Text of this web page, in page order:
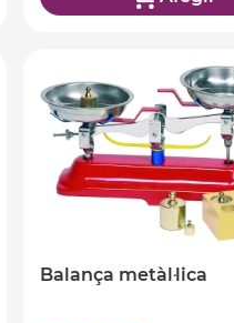
Balança metàl·lica